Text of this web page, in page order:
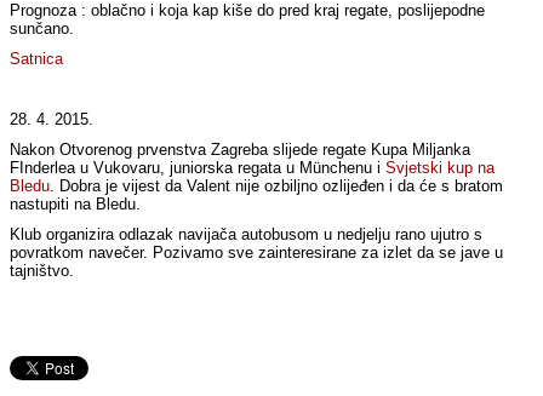
Prognoza : oblačno i koja kap kiše do pred kraj regate, poslijepodne
sunčano.
Satnica
28. 4. 2015.
Nakon Otvorenog prvenstva Zagreba slijede regate Kupa Miljanka
FInderlea u Vukovaru, juniorska regata u Münchenu iSvjetski kup na
Bledu. Dobra je vijest da Valent nije ozbiljno ozlijeđen i da će s bratom
nastupiti na Bledu.
Klub organizira odlazak navijača autobusom u nedjelju rano ujutro s
povratkom navečer. Pozivamo sve zainteresirane za izlet da se jave u
tajništvo.